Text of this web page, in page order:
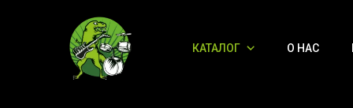
КАТАЛОГ О НАС